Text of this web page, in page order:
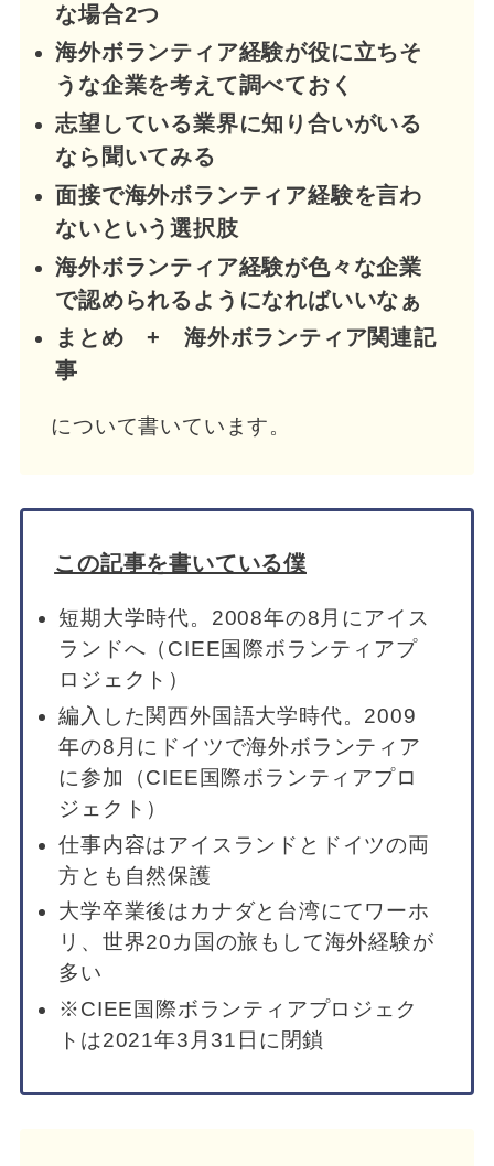
な場合2つ
海外ボランティア経験が役に立ちそ
うな企業を考えて調べておく
志望している業界に知り合いがいる
なら聞いてみる
面接で海外ボランティア経験を言わ
ないという選択肢
海外ボランティア経験が色々な企業
で認められるようになればいいなぁ
まとめ + 海外ボランティア関連記
事
について書いています。
この記事を書いている僕
短期大学時代。2008年の8月にアイス
ランドへ（CIEE国際ボランティアプ
ロジェクト）
編入した関西外国語大学時代。2009
年の8月にドイツで海外ボランティア
に参加（CIEE国際ボランティアプロ
ジェクト）
仕事内容はアイスランドとドイツの両
方とも自然保護
大学卒業後はカナダと台湾にてワーホ
リ、世界20カ国の旅もして海外経験が
多い
※CIEE国際ボランティアプロジェク
トは2021年3月31日に閉鎖